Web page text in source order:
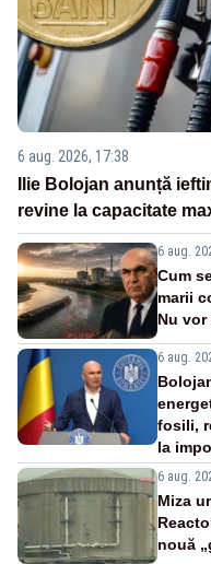
6 aug. 2026, 17:38
Ilie Bolojan anunță
revine la capacitate
6 aug.
Cum
marii
Nu
6 aug.
fosili,
la
6 aug.
Miza
nouă